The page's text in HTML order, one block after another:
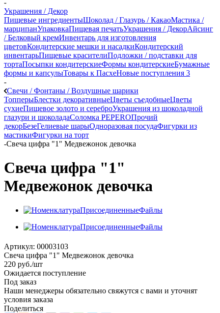
-
Украшения / Декор
Пищевые ингредиентыШоколад / Глазурь / КакаоМастика /
марципанУпаковкаПищевая печатьУкрашения / ДекорАйсинг
/ Белковый кремИнвентарь для изготовления
цветовКондитерские мешки и насадкиКондитерский
инвентарьПищевые красителиПодложки / подставки для
тортаПосыпки кондитерскиеФормы кондитерскиеБумажные
формы и капсулыТовары к ПасхеНовые поступления 3
-
Свечи / Фонтаны / Воздушные шарики
ТопперыБлестки декоративныеЦветы съедобныеЦветы
сухиеПищевое золото и сереброУкрашения из шоколадной
глазури и шоколадаСоломка PEPEROПрочий
декорБезеГелиевые шарыОдноразовая посудаФигурки из
мастикиФигурки на торт
-Свеча цифра "1" Медвежонок девочка
Свеча цифра "1"
Медвежонок девочка
Артикул: 00003103
Свеча цифра "1" Медвежонок девочка
220 руб./шт
Ожидается поступление
Под заказ
Наши менеджеры обязательно свяжутся с вами и уточнят
условия заказа
Поделиться